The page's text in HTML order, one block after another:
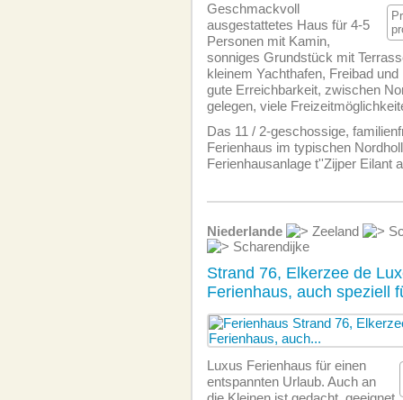
Geschmackvoll
ausgestattetes Haus für 4-5
Personen mit Kamin,
sonniges Grundstück mit
kleinem Yachthafen, Freibad
gute Erreichbarkeit, zwischen
gelegen, viele
Das 11 / 2-geschossige,
Ferienhaus im typischen
Ferienhausanlage t''Zijper Eilant
Niederlande Zeeland
Scharendijke
Strand 76, Elkerzee de
Ferienhaus, auch speziell
Luxus Ferienhaus für einen
entspannten Urlaub. Auch an